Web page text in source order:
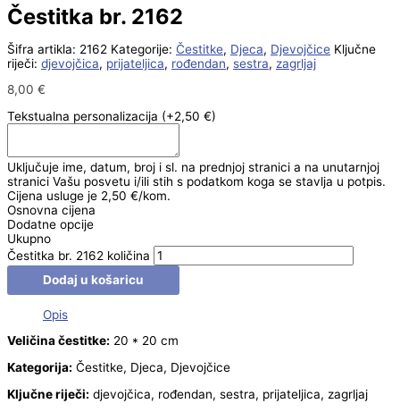
Čestitka br. 2162
Šifra artikla: 2162 Kategorije: Čestitke, Djeca, Djevojčice Ključne
riječi: djevojčica, prijateljica, rođendan, sestra, zagrljaj
8,00 €
Tekstualna personalizacija (+2,50 €)
Uključuje ime, datum, broj i sl. na prednjoj stranici a na unutarnjoj
stranici Vašu posvetu i/ili stih s podatkom koga se stavlja u potpis.
Cijena usluge je 2,50 €/kom.
Osnovna cijena
Dodatne opcije
Ukupno
Čestitka br. 2162 količina
Dodaj u košaricu
Opis
Veličina čestitke: 20 * 20 cm
Kategorija: Čestitke, Djeca, Djevojčice
Ključne riječi: djevojčica, rođendan, sestra, prijateljica, zagrljaj